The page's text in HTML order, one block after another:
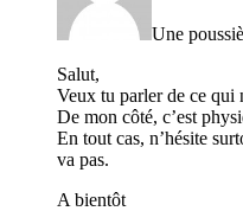
Une
Salut,
Veux tu parler de ce qui
De mon côté, c’est
En tout cas, n’hésite
va pas.
A bientôt